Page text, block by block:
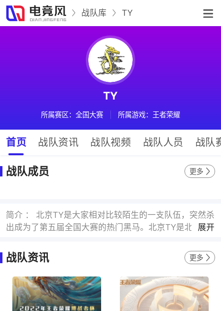
战队库 TY
TY
所属赛区：全国大赛 所属游戏：王者荣耀
首页 战队资讯 战队视频 战队人员 战队
战队成员 更多
简介 ： 北京TY是大家相对比较陌生的一支队伍，突然杀
出成为了第五届全国大赛的热门黑马。北京TY是北京天
以及豪华的电竞中心。北京TY的专业程度非常高，对于
全国大赛也是有备而来。最终获得了第五届全国大赛的
冠军，辅助万基当选FMVP。
展开
战队资讯 更多